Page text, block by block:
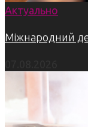
Актуально
Міжнародний